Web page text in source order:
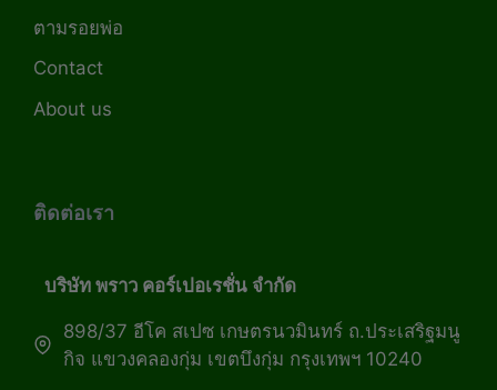
ตามรอยพ่อ
Contact
About us
ติดต่อเรา
บริษัท พราว คอร์เปอเรชั่น จำกัด
898/37 อีโค สเปซ เกษตรนวมินทร์ ถ.ประเสริฐมนู
กิจ แขวงคลองกุ่ม เขตบึงกุ่ม กรุงเทพฯ 10240